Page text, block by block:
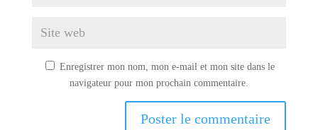
Enregistrer mon nom, mon e-mail et mon site dans le
navigateur pour mon prochain commentaire.